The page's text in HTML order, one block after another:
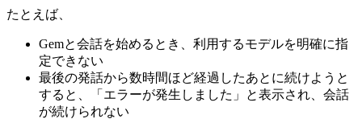
たとえば、
Gemと会話を始めるとき、利用するモデルを明確に指
定できない
最後の発話から数時間ほど経過したあとに続けようと
すると、「エラーが発生しました」と表示され、会話
が続けられない